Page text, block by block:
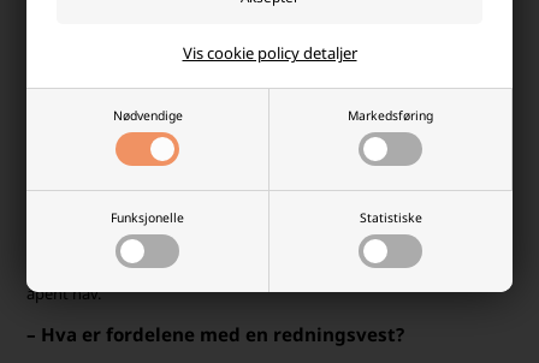
Nødvendige Markedsføring
Funksjonelle Statistiske
Vis cookie policy detaljer
Føl deg tryggere i vannet med
redningsvest
Redningsvesten er et viktig tillegg til svømmeutstyret når
sikkerheten er i fokus. Redningsvester er designet for å gi ekstra
vannet og få muligheten til å bade uten bekymringer.
Redningsvester er også nyttige under snorkling da de gir ekstra
oppdrift og sørger for at du holder deg over vann selv når du er på
åpent hav.
– Hva er fordelene med en redningsvest?